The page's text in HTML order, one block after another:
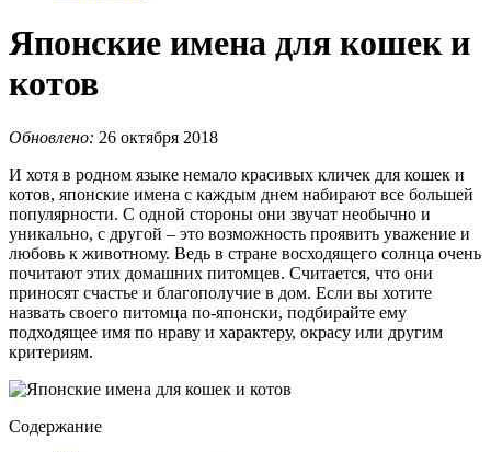
Японские имена для кошек и
котов
Обновлено: 26 октября 2018
И хотя в родном языке немало красивых кличек для кошек и
котов, японские имена с каждым днем набирают все большей
популярности. С одной стороны они звучат необычно и
уникально, с другой – это возможность проявить уважение и
любовь к животному. Ведь в стране восходящего солнца очень
почитают этих домашних питомцев. Считается, что они
приносят счастье и благополучие в дом. Если вы хотите
назвать своего питомца по-японски, подбирайте ему
подходящее имя по нраву и характеру, окрасу или другим
критериям.
Содержание